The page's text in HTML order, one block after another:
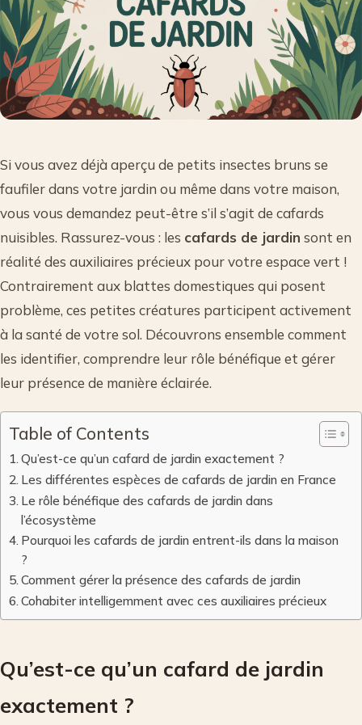
Si vous avez déjà aperçu de petits insectes bruns se
faufiler dans votre jardin ou même dans votre maison,
vous vous demandez peut-être s’il s’agit de cafards
nuisibles. Rassurez-vous : les cafards de jardin sont en
réalité des auxiliaires précieux pour votre espace vert !
Contrairement aux blattes domestiques qui posent
problème, ces petites créatures participent activement
à la santé de votre sol. Découvrons ensemble comment
les identifier, comprendre leur rôle bénéfique et gérer
leur présence de manière éclairée.
Table of Contents
Qu’est-ce qu’un cafard de jardin exactement ?
Les différentes espèces de cafards de jardin en France
Le rôle bénéfique des cafards de jardin dans
l’écosystème
Pourquoi les cafards de jardin entrent-ils dans la maison
?
Comment gérer la présence des cafards de jardin
Cohabiter intelligemment avec ces auxiliaires précieux
Qu’est-ce qu’un cafard de jardin
exactement ?